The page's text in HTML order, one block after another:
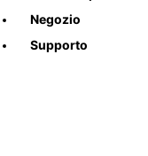
Negozio
Supporto